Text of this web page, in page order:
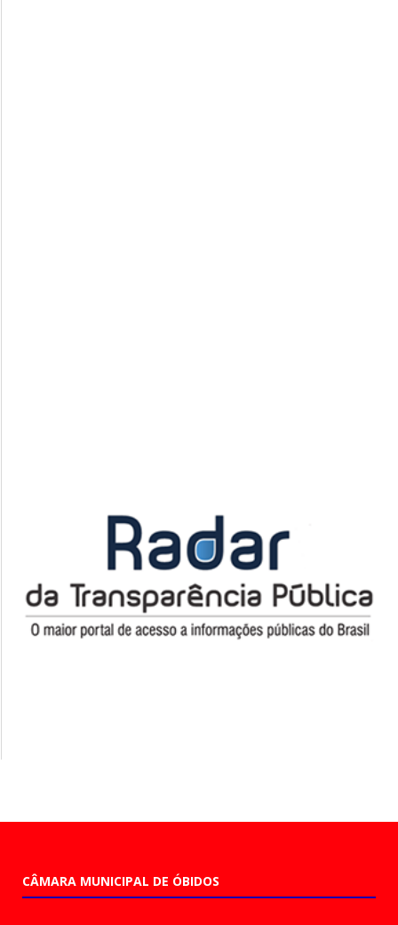
CÂMARA MUNICIPAL DE ÓBIDOS